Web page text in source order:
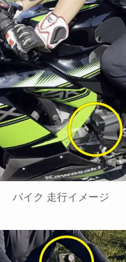
バイク 走行イメージ